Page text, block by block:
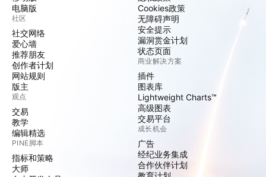
电脑版
社区
社交网络
爱心墙
推荐朋友
创作者计划
网站规则
版主
观点
交易
教学
编辑精选
PINE脚本
指标和策略
大师
Cookies政策
无障碍声明
安全提示
漏洞赏金计划
状态页面
商业解决方案
插件
图表库
Lightweight Charts™
高级图表
交易平台
成长机会
广告
经纪业务集成
合作伙伴计划